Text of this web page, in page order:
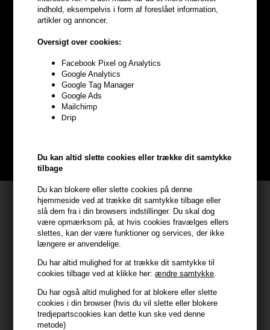
indhold, eksempelvis i form af foreslået information,
artikler og annoncer.
Oversigt over cookies:
Facebook Pixel og Analytics
Google Analytics
Google Tag Manager
Google Ads
Mailchimp
Drip
Du kan altid slette cookies eller trække dit samtykke
tilbage
Du kan blokere eller slette cookies på denne
hjemmeside ved at trække dit samtykke tilbage eller
slå dem fra i din browsers indstillinger. Du skal dog
være opmærksom på, at hvis cookies fravælges ellers
slettes, kan der være funktioner og services, der ikke
længere er anvendelige.
Du har altid mulighed for at trække dit samtykke til
cookies tilbage ved at klikke her:ændre samtykke.
Du har også altid mulighed for at blokere eller slette
cookies i din browser (hvis du vil slette eller blokere
tredjepartscookies kan dette kun ske ved denne
metode)
Optjen5% bonuskroner
hele din ordre
Bliv helt gratis en del af vores kundeklub og optjen rabatter når du
BLIV GRATIS MEDLEM HER
Kundeservice
HAIR247
Frisenborgvej 6A
CVR: 44874253
Tlf. 23839799 (hverdage 9-14)